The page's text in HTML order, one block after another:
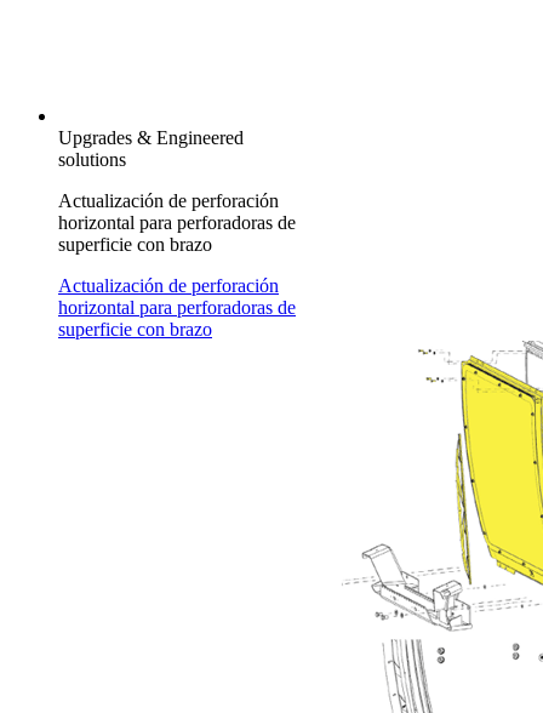
Upgrades & Engineered
solutions
Actualización de perforación
horizontal para perforadoras de
superficie con brazo
Actualización de perforación
horizontal para perforadoras de
superficie con brazo